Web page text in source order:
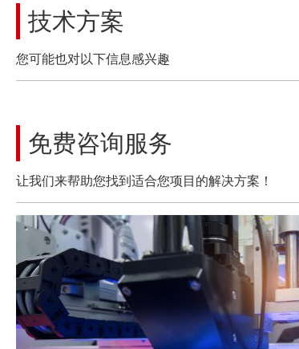
技术方案
您可能也对以下信息感兴趣
免费咨询服务
让我们来帮助您找到适合您项目的解决方案！